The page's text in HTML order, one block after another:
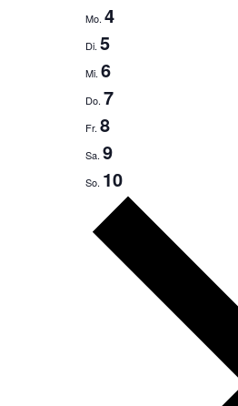
Mo. 4
Di. 5
Mi. 6
Do. 7
Fr. 8
Sa. 9
So. 10
Nächste
Woche